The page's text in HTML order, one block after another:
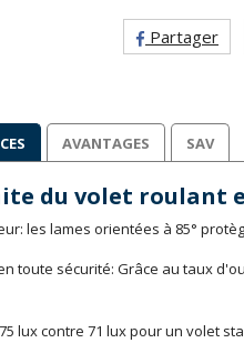
Partager
AVANTAGES SAV
du volet roulant
les lames orientées à 85°
toute sécurité: Grâce au taux
lux contre 71 lux pour un volet